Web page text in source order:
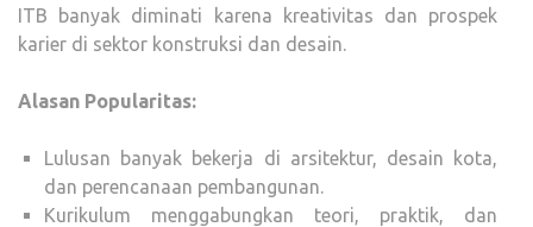
ITB banyak diminati karena kreativitas dan prospek
karier di sektor konstruksi dan desain.
Alasan Popularitas:
Lulusan banyak bekerja di arsitektur, desain kota,
dan perencanaan pembangunan.
Kurikulum menggabungkan teori, praktik, dan